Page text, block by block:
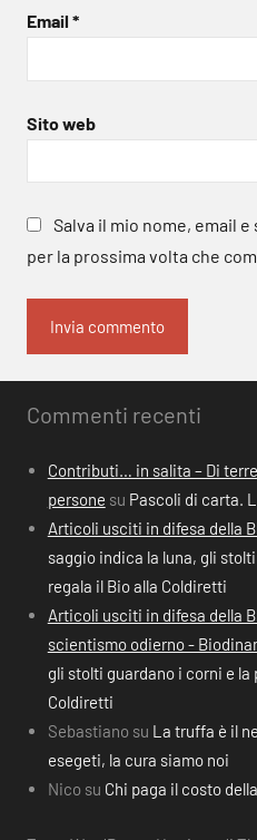
Email *
Sito web
Salva il mio nome, email
per la prossima volta che
Commenti recenti
Contributi… in salita – Di
persone su Pascoli di carta.
Articoli usciti in difesa della
saggio indica la luna, gli
regala il Bio alla Coldiretti
Articoli usciti in difesa della
scientismo odierno -
gli stolti guardano i corni e la
Coldiretti
Sebastiano su La truffa è il
esegeti, la cura siamo noi
Nico su Chi paga il costo